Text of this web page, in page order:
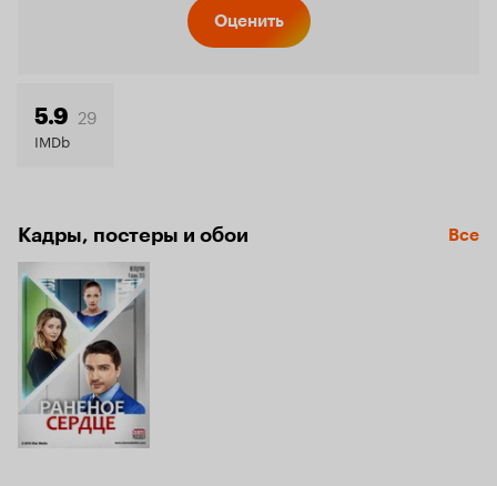
Оценить
5.9 29
IMDb
Кадры, постеры и обои Все